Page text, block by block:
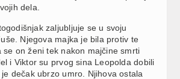
dela.
zaljubljuje se u svoju
Njegova majka je bila protiv te
se on ženi tek nakon majčine smrti
i Viktor su prvog sina Leopolda dobili
dečak ubrzo umro. Njihova ostala